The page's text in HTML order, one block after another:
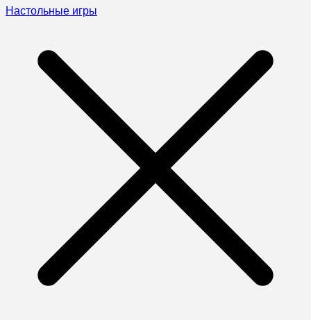
Настольные игры